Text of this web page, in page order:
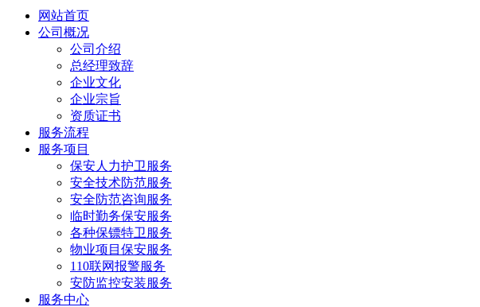
网站首页
公司概况
公司介绍
总经理致辞
企业文化
企业宗旨
资质证书
服务流程
服务项目
保安人力护卫服务
安全技术防范服务
安全防范咨询服务
临时勤务保安服务
各种保镖特卫服务
物业项目保安服务
110联网报警服务
安防监控安装服务
服务中心